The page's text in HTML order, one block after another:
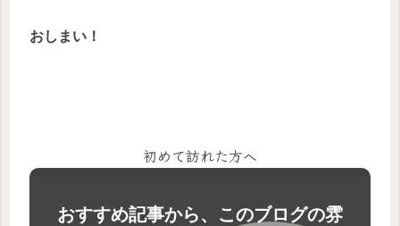
おしまい！
初めて訪れた方へ
おすすめ記事から、このブログの雰